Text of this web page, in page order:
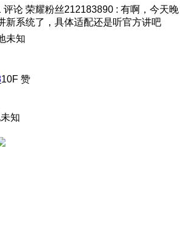
评论 荣耀粉丝212183890 : 有啊，今天晚
新系统了，具体适配还是听官方讲吧
未知
10F 赞
知